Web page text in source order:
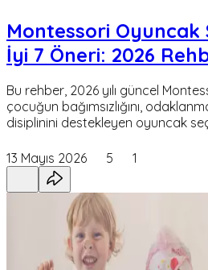
Montessori Oyuncak
İyi 7 Öneri: 2026
Bu rehber, 2026 yılı güncel
çocuğun bağımsızlığını,
disiplinini destekleyen oyuncak
13 Mayıs 2026 5 1